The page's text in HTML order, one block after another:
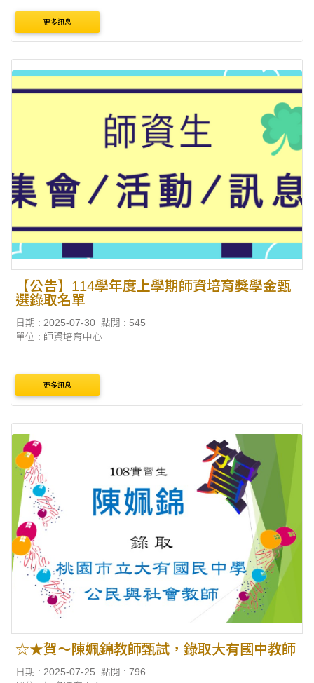
更多訊息
【公告】114學年度上學期師資培育獎學金甄
選錄取名單
日期 : 2025-07-30 點閱 : 545
單位 : 師資培育中心
更多訊息
☆★賀～陳姵錦教師甄試，錄取大有國中教師
日期 : 2025-07-25
點閱 : 796